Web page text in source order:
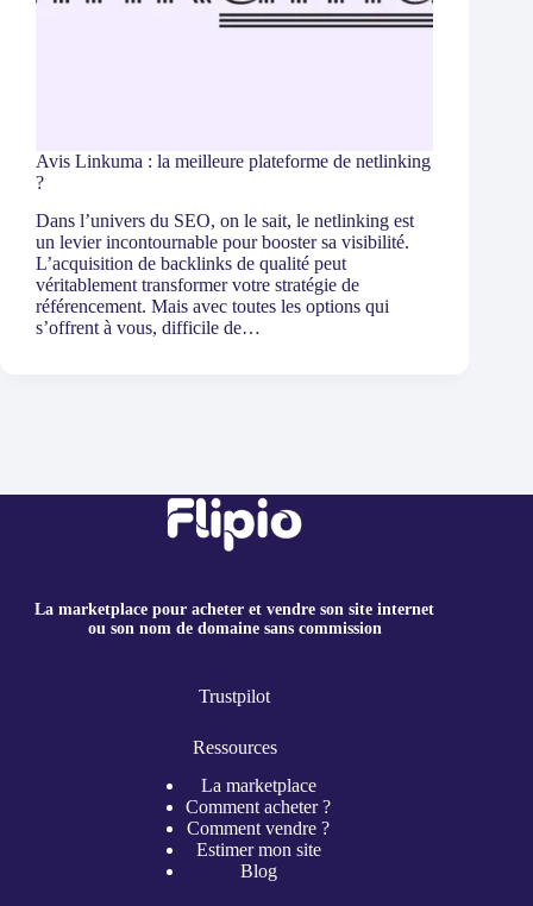
Avis Linkuma : la meilleure plateforme de netlinking
?
Dans l’univers du SEO, on le sait, le netlinking est
un levier incontournable pour booster sa visibilité.
L’acquisition de backlinks de qualité peut
véritablement transformer votre stratégie de
référencement. Mais avec toutes les options qui
s’offrent à vous, difficile de…
La marketplace pour acheter et vendre son site internet
ou son nom de domaine sans commission
Trustpilot
Ressources
La marketplace
Comment acheter ?
Comment vendre ?
Estimer mon site
Blog